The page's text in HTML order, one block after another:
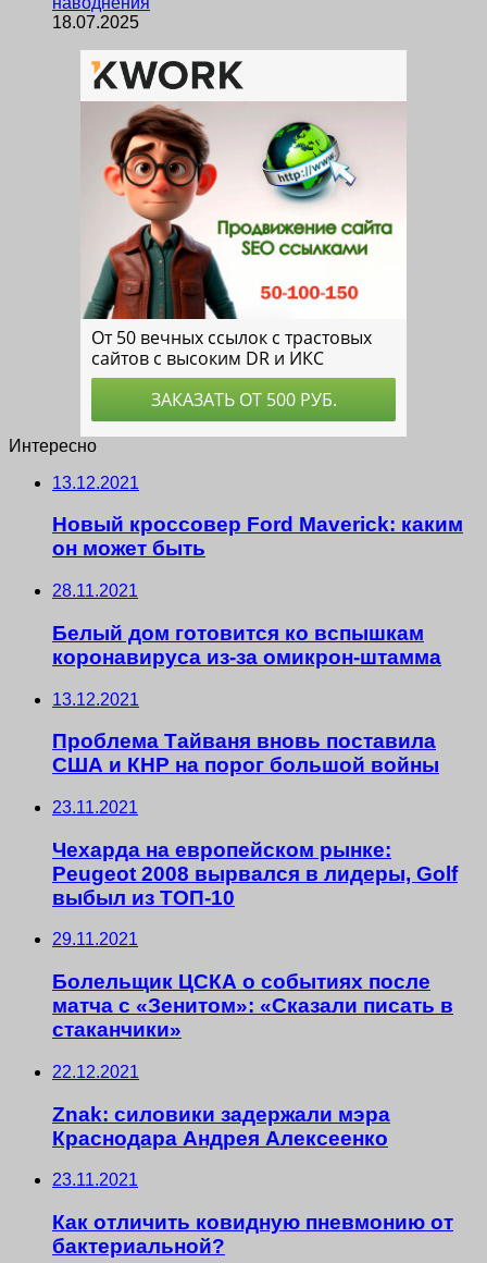
18.07.2025
Интересно
13.12.2021
Новый кроссовер Ford Maverick: каким
он может быть
28.11.2021
Белый дом готовится ко вспышкам
коронавируса из-за омикрон-штамма
13.12.2021
Проблема Тайваня вновь поставила
США и КНР на порог большой войны
23.11.2021
Чехарда на европейском рынке:
Peugeot 2008 вырвался в лидеры, Golf
выбыл из ТОП-10
29.11.2021
Болельщик ЦСКА о событиях после
матча с «Зенитом»: «Сказали писать в
стаканчики»
22.12.2021
Znak: силовики задержали мэра
Краснодара Андрея Алексеенко
23.11.2021
Как отличить ковидную пневмонию от
бактериальной?